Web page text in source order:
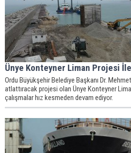
Ünye Konteyner Liman Projesi
Ordu Büyükşehir Belediye Başkanı Dr.
atlattıracak projesi olan Ünye Konteyner
çalışmalar hız kesmeden devam ediyor.